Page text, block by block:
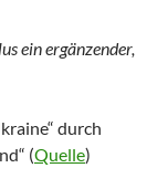
ein ergänzender,
durch
(Quelle)